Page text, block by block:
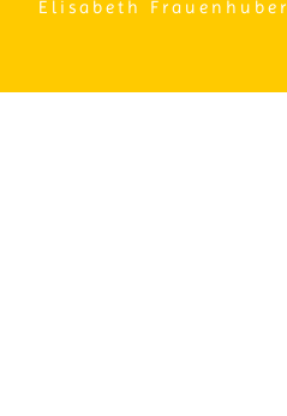
Elisabeth